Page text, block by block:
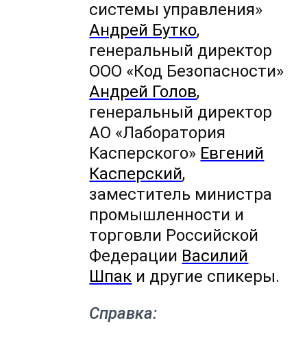
системы управления»
Андрей Бутко,
генеральный директор
ООО «Код Безопасности»
Андрей Голов,
генеральный директор
АО «Лаборатория
Касперского» Евгений
Касперский,
заместитель министра
промышленности и
торговли Российской
Федерации Василий
Шпак и другие спикеры.
Справка: